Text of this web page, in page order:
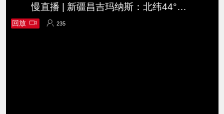
回放 235
慢直播 | 新疆昌吉玛纳斯：北纬44°的天鹅驿站